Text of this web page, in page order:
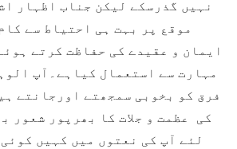
نہیں گذرسکے لیکن جناب اظہار
موقع پر بہت ہی احتیاط سے
ایمان و عقیدے کی حفاظت کرتے
مہارت سے استعمال کیاہے۔آپ
فرق کو بخوبی سمجھتے اورجانتے
کی عظمت و جلات کا بھرپور شعور
لئے آپ کی نعتوں میں کہیں